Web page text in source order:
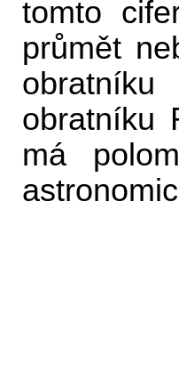
tomto
průmět
obratníku
má